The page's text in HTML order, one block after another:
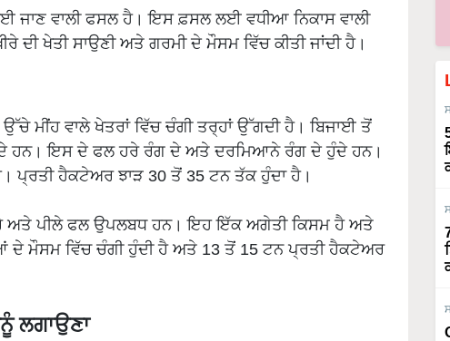
ਜਾਣ ਵਾਲੀ ਫਸਲ ਹੈ। ਇਸ ਫ਼ਸਲ ਲਈ ਵਧੀਆ ਨਿਕਾਸ ਵਾਲੀ
ਦੀ ਖੇਤੀ ਸਾਉਣੀ ਅਤੇ ਗਰਮੀ ਦੇ ਮੌਸਮ ਵਿੱਚ ਕੀਤੀ ਜਾਂਦੀ ਹੈ।
ਮੀਂਹ ਵਾਲੇ ਖੇਤਰਾਂ ਵਿੱਚ ਚੰਗੀ ਤਰ੍ਹਾਂ ਉੱਗਦੀ ਹੈ। ਬਿਜਾਈ ਤੋਂ
ਹਨ। ਇਸ ਦੇ ਫਲ ਹਰੇ ਰੰਗ ਦੇ ਅਤੇ ਦਰਮਿਆਨੇ ਰੰਗ ਦੇ ਹੁੰਦੇ ਹਨ।
ਪ੍ਰਤੀ ਹੈਕਟੇਅਰ ਝਾੜ 30 ਤੋਂ 35 ਟਨ ਤੱਕ ਹੁੰਦਾ ਹੈ।
ਅਤੇ ਪੀਲੇ ਫਲ ਉਪਲਬਧ ਹਨ। ਇਹ ਇੱਕ ਅਗੇਤੀ ਕਿਸਮ ਹੈ ਅਤੇ
ਮੌਸਮ ਵਿੱਚ ਚੰਗੀ ਹੁੰਦੀ ਹੈ ਅਤੇ 13 ਤੋਂ 15 ਟਨ ਪ੍ਰਤੀ ਹੈਕਟੇਅਰ
ਲਗਾਉਣਾ